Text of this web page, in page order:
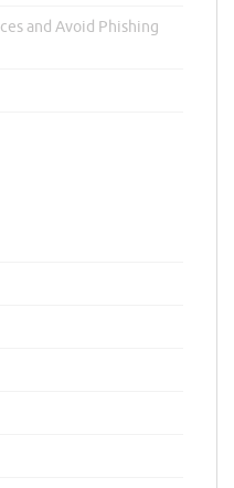
and Avoid Phishing